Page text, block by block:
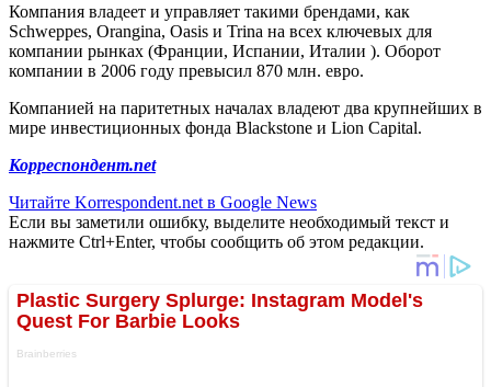
Компания владеет и управляет такими брендами, как
Schweppes, Orangina, Oasis и Trina на всех ключевых для
компании рынках (Франции, Испании, Италии ). Оборот
компании в 2006 году превысил 870 млн. евро.
Компанией на паритетных началах владеют два крупнейших в
мире инвестиционных фонда Blackstone и Lion Capital.
Корреспондент.net
Читайте Korrespondent.net в Google News
Если вы заметили ошибку, выделите необходимый текст и
нажмите Ctrl+Enter, чтобы сообщить об этом редакции.